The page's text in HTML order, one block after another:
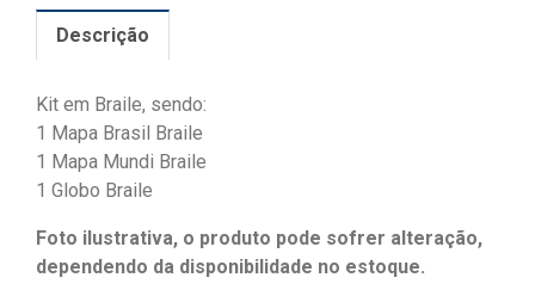
Descrição
Kit em Braile, sendo:
1 Mapa Brasil Braile
1 Mapa Mundi Braile
1 Globo Braile
Foto ilustrativa, o produto pode sofrer alteração,
dependendo da disponibilidade no estoque.